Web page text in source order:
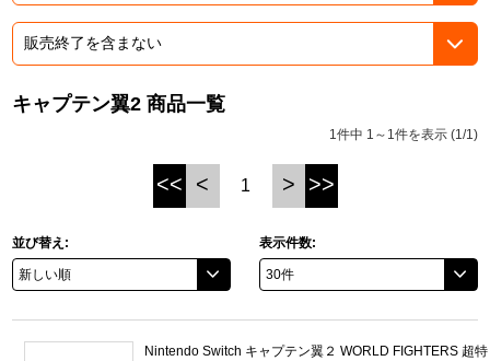
EVENT
学園アイドルマスター
太鼓の達人
ACE COMBAT
キャプテン翼2 商品一覧
1件中 1～1件を表示 (1/1)
<< < 1 > >>
並び替え: 表示件数:
Nintendo Switch キャプテン翼２ WORLD FIGHTERS 超特